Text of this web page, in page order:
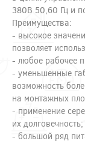
380В 50,60 Гц и
Преимущества:
- высокое
позволяет
- любое рабочее
- уменьшенные
возможность
на монтажных
- применение
их долговечность;
- большой ряд